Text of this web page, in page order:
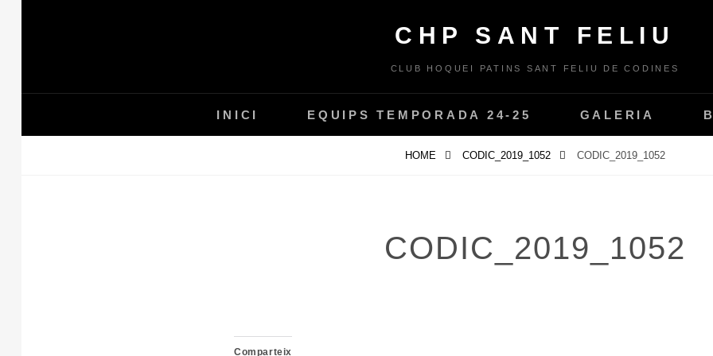
CHP SANT FELIU
CLUB HOQUEI PATINS SANT FELIU DE CODINES
INICI EQUIPS TEMPORADA 24-25 GALERIA
HOME CODIC_2019_1052 CODIC_2019_1052
CODIC_2019_1052
Comparteix